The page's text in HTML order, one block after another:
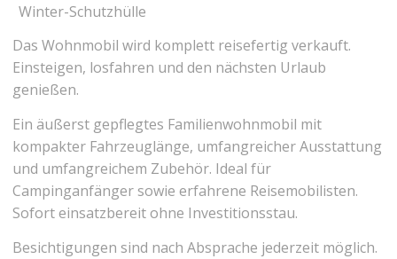
Winter-Schutzhülle
Das Wohnmobil wird komplett reisefertig verkauft.
Einsteigen, losfahren und den nächsten Urlaub
genießen.
Ein äußerst gepflegtes Familienwohnmobil mit
kompakter Fahrzeuglänge, umfangreicher Ausstattung
und umfangreichem Zubehör. Ideal für
Campinganfänger sowie erfahrene Reisemobilisten.
Sofort einsatzbereit ohne Investitionsstau.
Besichtigungen sind nach Absprache jederzeit möglich.